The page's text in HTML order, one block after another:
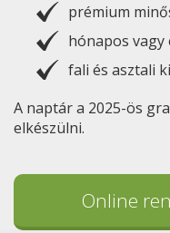
prémium
hónapos vagy
fali és asztali
A naptár a 2025-ös
elkészülni.
Online